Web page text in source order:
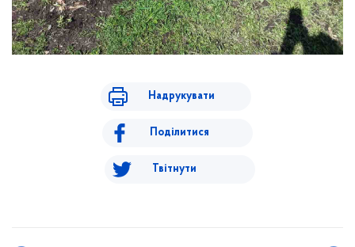
Надрукувати
Поділитися
Твітнути